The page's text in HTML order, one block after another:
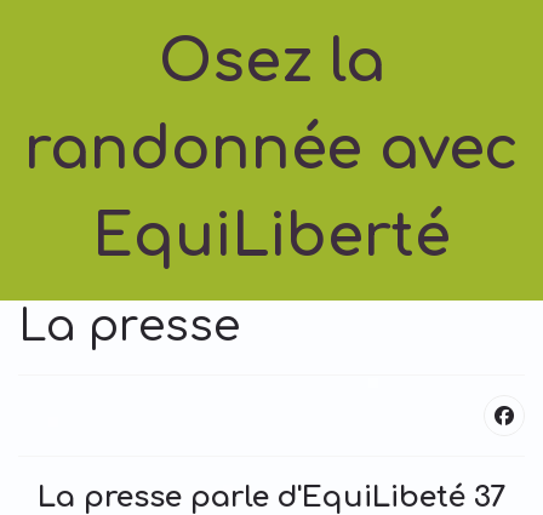
Osez la
randonnée avec
EquiLiberté
La presse
La presse parle d'EquiLibeté 37